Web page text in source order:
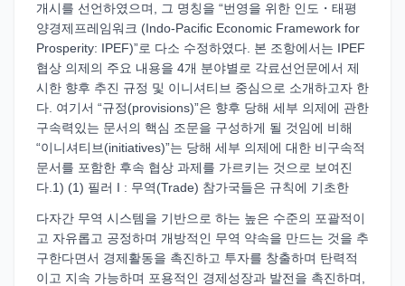
개시를 선언하였으며, 그 명칭을 “번영을 위한 인도・태평
양경제프레임워크 (Indo-Pacific Economic Framework for
Prosperity: IPEF)”로 다소 수정하였다. 본 조항에서는 IPEF
협상 의제의 주요 내용을 4개 분야별로 각료선언문에서 제
시한 향후 추진 규정 및 이니셔티브 중심으로 소개하고자 한
다. 여기서 “규정(provisions)”은 향후 당해 세부 의제에 관한
구속력있는 문서의 핵심 조문을 구성하게 될 것임에 비해
“이니셔티브(initiatives)”는 당해 세부 의제에 대한 비구속적
문서를 포함한 후속 협상 과제를 가르키는 것으로 보여진
다.1) (1) 필러 I : 무역(Trade) 참가국들은 규칙에 기초한
다자간 무역 시스템을 기반으로 하는 높은 수준의 포괄적이
고 자유롭고 공정하며 개방적인 무역 약속을 만드는 것을 추
구한다면서 경제활동을 촉진하고 투자를 창출하며 탄력적
이고 지속 가능하며 포용적인 경제성장과 발전을 촉진하며,